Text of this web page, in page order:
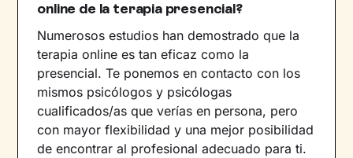
online de la terapia presencial?
Numerosos estudios han demostrado que la
terapia online es tan eficaz como la
presencial. Te ponemos en contacto con los
mismos psicólogos y psicólogas
cualificados/as que verías en persona, pero
con mayor flexibilidad y una mejor posibilidad
de encontrar al profesional adecuado para ti.